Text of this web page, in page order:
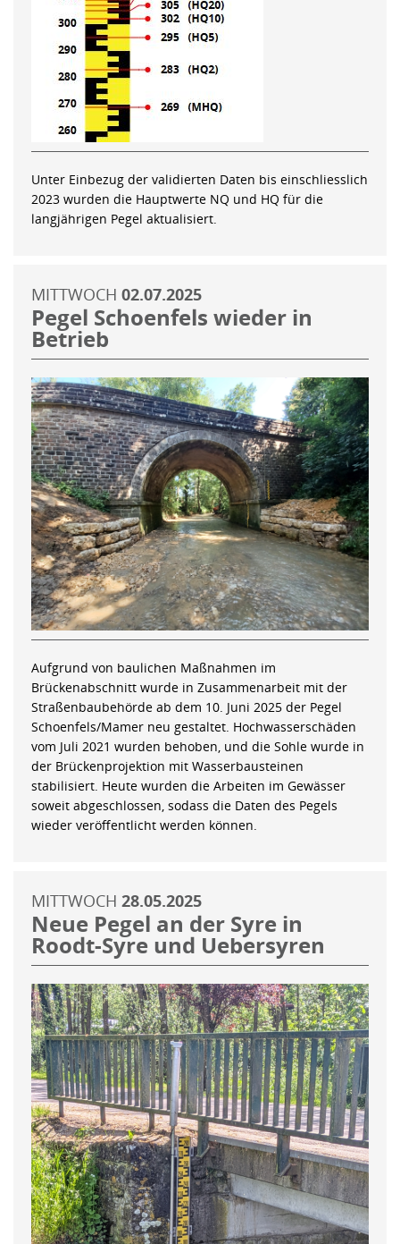
Unter Einbezug der validierten Daten bis einschliesslich
2023 wurden die Hauptwerte NQ und HQ für die
langjährigen Pegel aktualisiert.
MITTWOCH 02.07.2025
Pegel Schoenfels wieder in
Betrieb
Aufgrund von baulichen Maßnahmen im
Brückenabschnitt wurde in Zusammenarbeit mit der
Straßenbaubehörde ab dem 10. Juni 2025 der Pegel
Schoenfels/Mamer neu gestaltet. Hochwasserschäden
vom Juli 2021 wurden behoben, und die Sohle wurde in
der Brückenprojektion mit Wasserbausteinen
stabilisiert. Heute wurden die Arbeiten im Gewässer
soweit abgeschlossen, sodass die Daten des Pegels
wieder veröffentlicht werden können.
MITTWOCH 28.05.2025
Neue Pegel an der Syre in
Roodt-Syre und Uebersyren